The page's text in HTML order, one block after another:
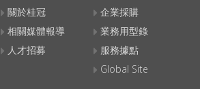
關於桂冠
相關媒體報導
人才招募
企業採購
業務用型錄
服務據點
Global Site